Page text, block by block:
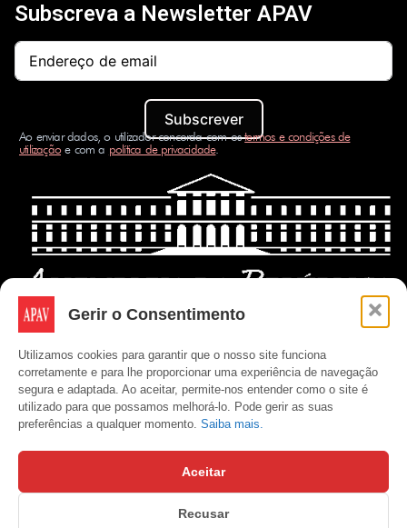
Gerir o Consentimento
Utilizamos cookies para garantir que o nosso site funciona
corretamente e para lhe proporcionar uma experiência de navegação
segura e adaptada. Ao aceitar, permite-nos entender como o site é
utilizado para que possamos melhorá-lo. Pode gerir as suas
preferências a qualquer momento. Saiba mais.
Aceitar
Recusar
Subscreva a Newsletter APAV
Subscrever
Ao enviar dados, o utilizador concorda com ostermos e condições de
utilizaçãoe com a política de privacidade.